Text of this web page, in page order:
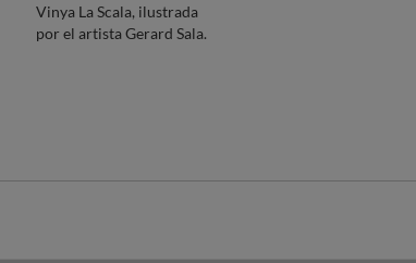
Vinya La Scala, ilustrada
por el artista Gerard Sala.